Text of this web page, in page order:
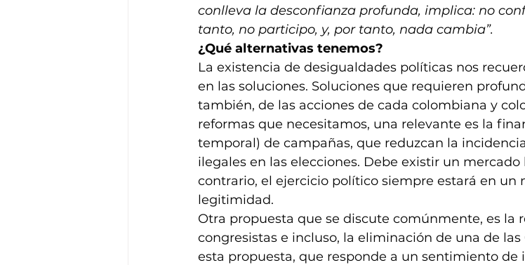
conlleva la desconfianza profunda, implica: no
tanto, no participo, y, por tanto, nada cambia”.
¿Qué alternativas tenemos?
La existencia de desigualdades políticas nos
en las soluciones. Soluciones que requieren
también, de las acciones de cada colombiana y
reformas que necesitamos, una relevante es la
temporal) de campañas, que reduzcan la
ilegales en las elecciones. Debe existir un
contrario, el ejercicio político siempre estará en un
legitimidad.
Otra propuesta que se discute comúnmente, es la
congresistas e incluso, la eliminación de una de
esta propuesta, que responde a un sentimiento